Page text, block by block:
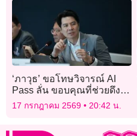
‘ภาวุธ’ ขอโทษวิจารณ์ AI
Pass ลั่น ขอบคุณที่ช่วยดึงส
ติ
17 กรกฎาคม 2569 20:42 น.